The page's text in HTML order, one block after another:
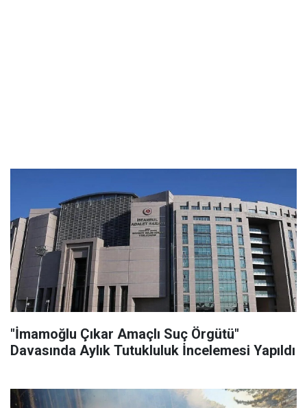
"İmamoğlu Çıkar Amaçlı Suç Örgütü"
Davasında Aylık Tutukluluk İncelemesi Yapıldı